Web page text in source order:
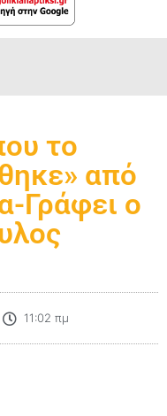
το
από
Γράφει ο
11:02 πμ